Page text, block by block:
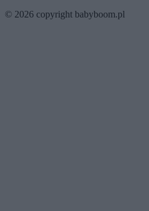
© 2026 copyright babyboom.pl